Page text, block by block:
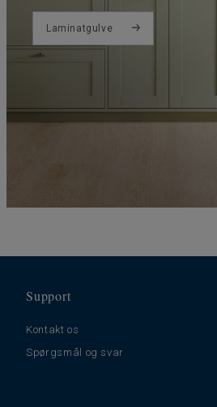
Laminatgulve
Support
Kontakt os
Spørgsmål og svar